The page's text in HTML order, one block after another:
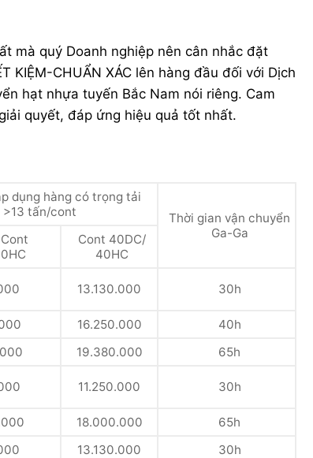
mà quý Doanh nghiệp nên cân nhắc đặt
KIỆM-CHUẨN XÁC lên hàng đầu đối với Dịch
hạt nhựa tuyến Bắc Nam nói riêng. Cam
quyết, đáp ứng hiệu quả tốt nhất.
dụng hàng có trọng tải
>13 tấn/cont
Thời gian vận chuyển
Ga-Ga
Cont 40DC/
40HC
13.130.000 30h
16.250.000
40h
19.380.000 65h
11.250.000 30h
18.000.000 65h
13.130.000
30h